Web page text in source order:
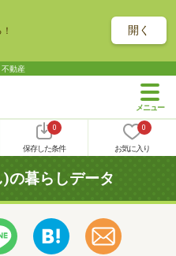
開く
不動産
0
保存した条件
0
お気に入り
の暮らしデータ